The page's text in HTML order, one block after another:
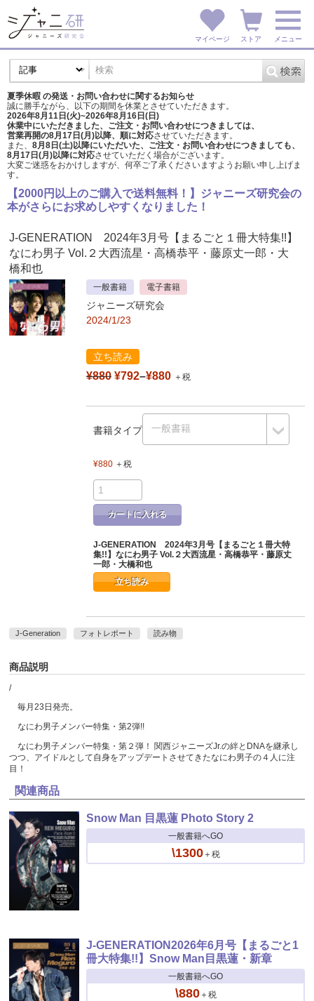
マイページ ストア メニュー
夏季休暇 の発送・お問い合わせに関するお知らせ
誠に勝手ながら、以下の期間を休業とさせていただきます。
2026年8月11日(火)~2026年8月16日(日)
休業中にいただきました、ご注文・お問い合わせにつきましては、
営業再開の8月17日(月)以降、順に対応させていただきます。
また、 8月8日(土)以降にいただいた、ご注文・ お問い合わせにつきましても、
8月17日(月)以降に対応させていただく場合がございます。
大変ご迷惑をおかけしますが、 何卒ご了承くださいますようお願い申し上げま
す。
【2000円以上のご購入で送料無料！】ジャニーズ研究会の
本がさらにお求めしやすくなりました！
J-GENERATION 2024年3月号【まるごと１冊大特集!!】
なにわ男子 Vol.２大西流星・高橋恭平・藤原丈一郎・大
橋和也
一般書籍 電子書籍
ジャニーズ研究会
2024/1/23
立ち読み
¥880 ¥792–¥880 ＋税
書籍タイプ
¥880 ＋税
カートに入れる
J-GENERATION 2024年3月号【まるごと１冊大特
集!!】なにわ男子 Vol.２大西流星・高橋恭平・藤原丈
一郎・大橋和也
立ち読み
J-Generation フォトレポート 読み物
商品説明
/
毎月23日発売。
なにわ男子メンバー特集・第2弾!!
なにわ男子メンバー特集・第２弾！ 関西ジャニーズJr.の絆とDNAを継承し
つつ、アイドルとして自身をアップデートさせてきたなにわ男子の４人に注
目！
関連商品
Snow Man 目黒蓮 Photo Story 2
一般書籍へGO
\1300＋税
J-GENERATION2026年6月号【まるごと1
冊大特集!!】Snow Man目黒蓮・新章
一般書籍へGO
\880＋税